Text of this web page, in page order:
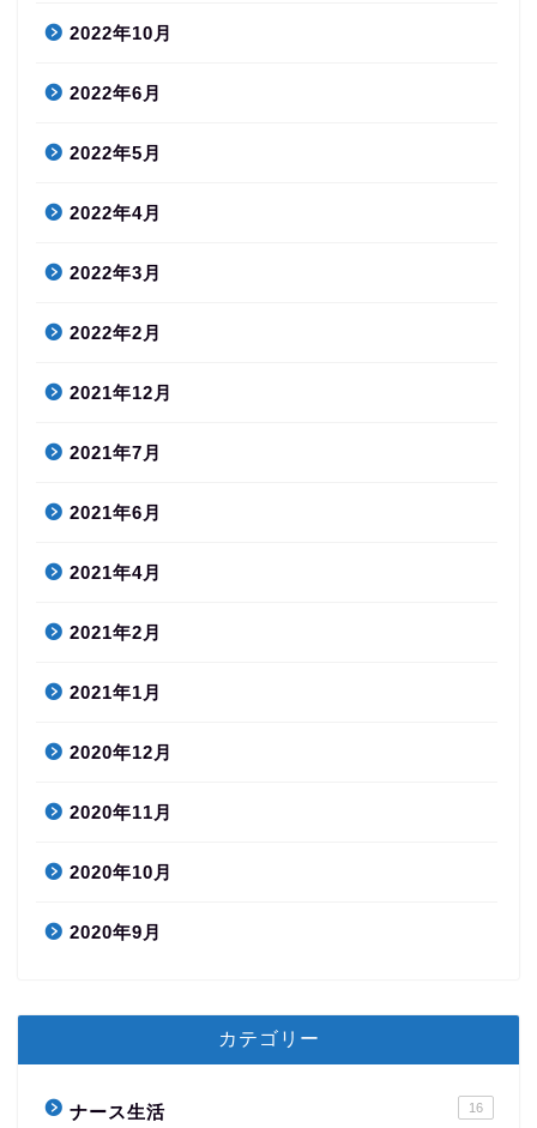
2022年10月
2022年6月
2022年5月
2022年4月
2022年3月
2022年2月
2021年12月
2021年7月
2021年6月
2021年4月
2021年2月
2021年1月
2020年12月
2020年11月
2020年10月
2020年9月
カテゴリー
ナース生活 16